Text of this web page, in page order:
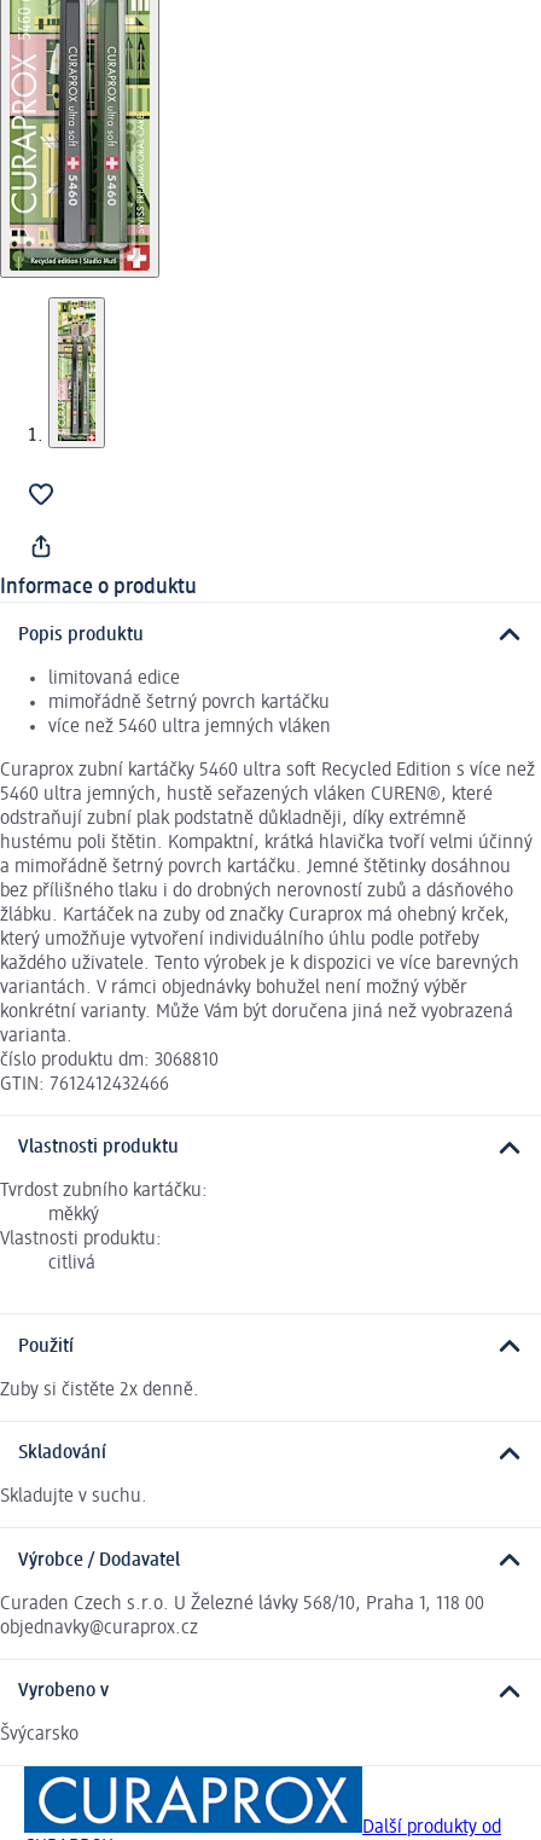
Informace o produktu
Popis produktu
limitovaná edice
mimořádně šetrný povrch kartáčku
více než 5460 ultra jemných vláken
Curaprox zubní kartáčky 5460 ultra soft Recycled Edition s více než
5460 ultra jemných, hustě seřazených vláken CUREN®, které
odstraňují zubní plak podstatně důkladněji, díky extrémně
hustému poli štětin. Kompaktní, krátká hlavička tvoří velmi účinný
a mimořádně šetrný povrch kartáčku. Jemné štětinky dosáhnou
bez přílišného tlaku i do drobných nerovností zubů a dásňového
žlábku. Kartáček na zuby od značky Curaprox má ohebný krček,
který umožňuje vytvoření individuálního úhlu podle potřeby
každého uživatele. Tento výrobek je k dispozici ve více barevných
variantách. V rámci objednávky bohužel není možný výběr
konkrétní varianty. Může Vám být doručena jiná než vyobrazená
varianta.
číslo produktu dm: 3068810
GTIN: 7612412432466
Vlastnosti produktu
Tvrdost zubního kartáčku:
měkký
Vlastnosti produktu:
citlivá
Použití
Zuby si čistěte 2x denně.
Skladování
Skladujte v suchu.
Výrobce / Dodavatel
Curaden Czech s.r.o. U Železné lávky 568/10, Praha 1, 118 00
objednavky@curaprox.cz
Vyrobeno v
Švýcarsko
Další produkty od